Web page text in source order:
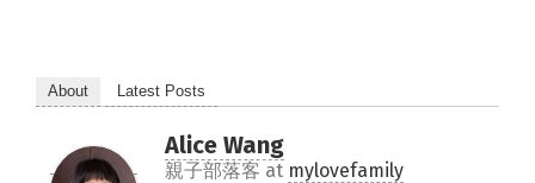
About Latest Posts
Alice Wang
親子部落客 at mylovefamily